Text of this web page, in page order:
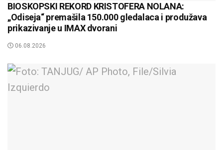
BIOSKOPSKI REKORD KRISTOFERA NOLANA:
„Odiseja“ premašila 150.000 gledalaca i produžava
prikazivanje u IMAX dvorani
06.08.2026